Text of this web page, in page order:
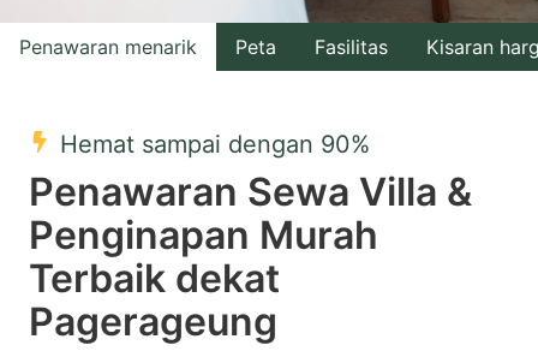
with
the
select
a
date.
Press
question
with
the
select
a
date.
Penawaran menarik Peta Fasilitas Kisaran
Hemat sampai dengan 90%
Penawaran Sewa Villa &
Penginapan Murah
Terbaik dekat
Pagerageung